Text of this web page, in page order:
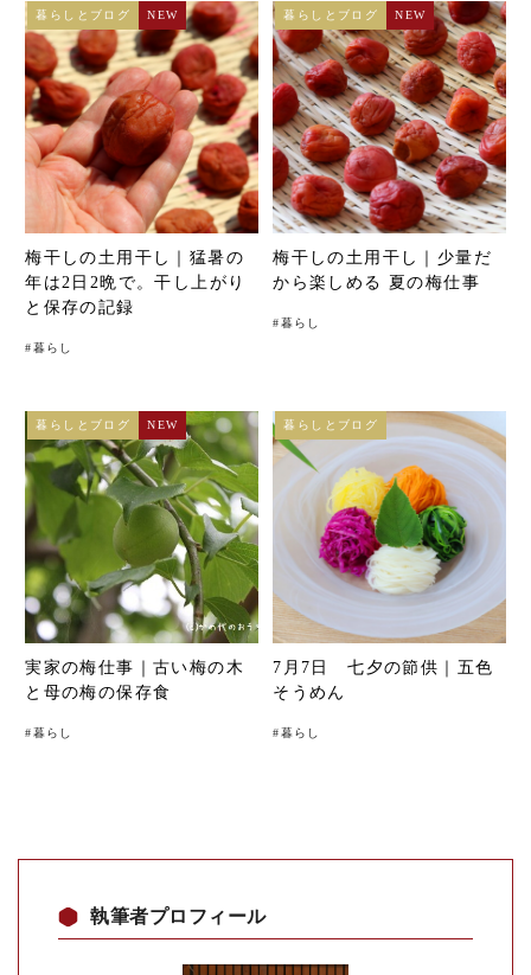
梅干しの土用干し｜猛暑の
年は2日2晩で。干し上がり
と保存の記録
#暮らし
暮らしとブログ NEW
梅干しの土用干し｜少量だ
から楽しめる 夏の梅仕事
#暮らし
暮らしとブログ NEW
実家の梅仕事｜古い梅の木
と母の梅の保存食
#暮らし
暮らしとブログ NEW
7月7日 七夕の節供｜五色
そうめん
#暮らし
暮らしとブログ
執筆者プロフィール